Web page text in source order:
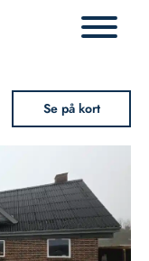
Se på kort